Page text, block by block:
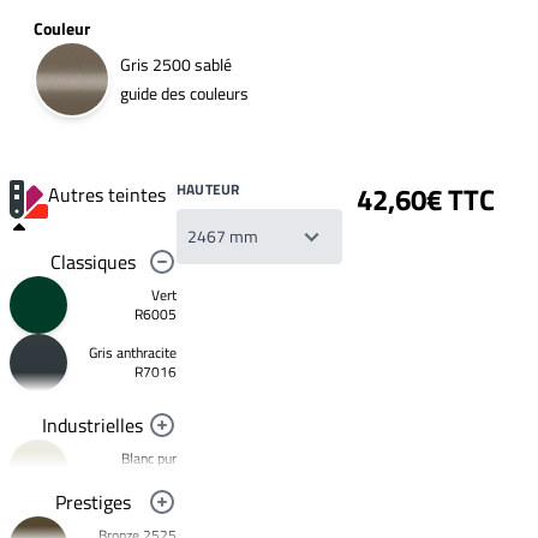
Couleur
Gris 2500 sablé
guide des couleurs
Autres teintes
Classiques
Vert
R6005
Gris anthracite
R7016
Industrielles
Blanc pur
Noir foncé
Prestiges
HAUTEUR 42,60€ TTC
Votre
liste
souhaits
Un
produit
Créer